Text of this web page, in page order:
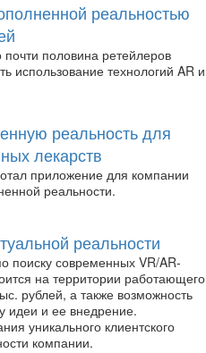
реальностью
половина ретейлеров
технологий AR и
реальность для
лекарств
приложение для компании
реальности.
реальности
поиску современных VR/AR-
на территории работающего
рублей, а также возможность
идеи и ее внедрение.
уникального клиентского
компании.